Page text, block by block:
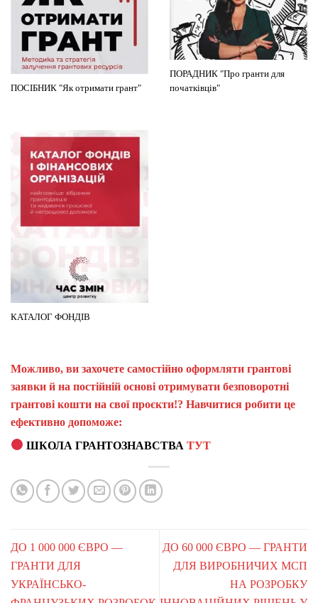
ПОРАДНИК "Про гранти для
початківців"
ПОСІБНИК "Як отримати грант"
КАТАЛОГ ФОНДІВ
Можливо, ви захочете самостійно оформляти грантові
заявки й на постійній основі отримувати безповоротні
грантові кошти на свої проєкти!? Навчитися робити це
ефективно допоможе:
ШКОЛА ГРАНТОЗНАВСТВАТУТ
ДО 1 000 000 ЄВРО —
ГРАНТИ ДЛЯ
УКРАЇНСЬКО-
ДО 60 000 ЄВРО — ГРАНТИ
ДЛЯ ВИРОБНИЧИХ МСП
НА РОЗРОБКУ